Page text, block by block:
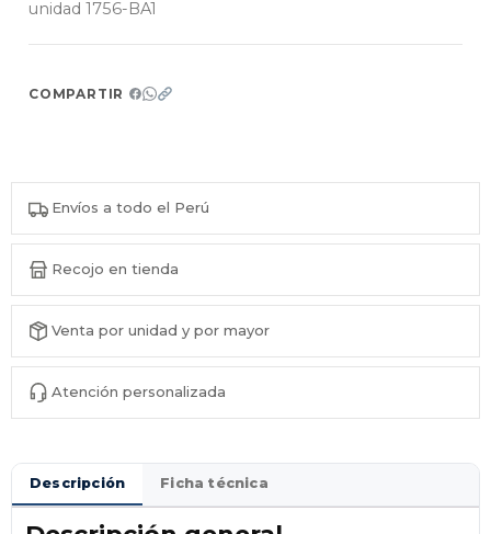
unidad 1756-BA1
COMPARTIR
Envíos a todo el Perú
Recojo en tienda
Venta por unidad y por mayor
Atención personalizada
Descripción Ficha técnica